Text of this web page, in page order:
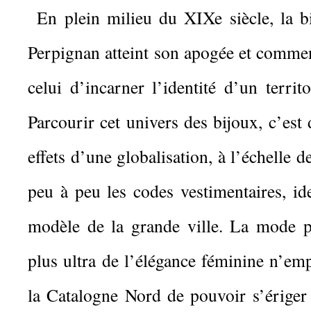
En plein milieu du XIXe siècle, la
Perpignan atteint son apogée et
celui d’incarner l’identité d’un
Parcourir cet univers des bijoux, c’est
effets d’une globalisation, à l’échelle
peu à peu les codes vestimentaires,
modèle de la grande ville. La mode
plus ultra de l’élégance féminine
la Catalogne Nord de pouvoir